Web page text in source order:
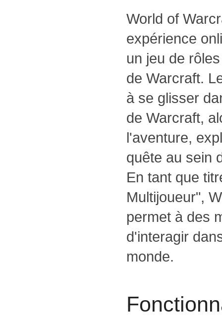
World of
expérience
un jeu de
de Warcraft.
à se glisser
de Warcraft,
l'aventure,
quête au sein
En tant que
Multijoueur",
permet à des
d'interagir
monde.